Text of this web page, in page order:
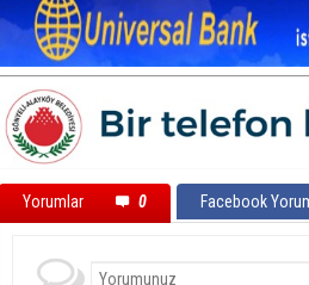
Yorumlar 0 Facebook